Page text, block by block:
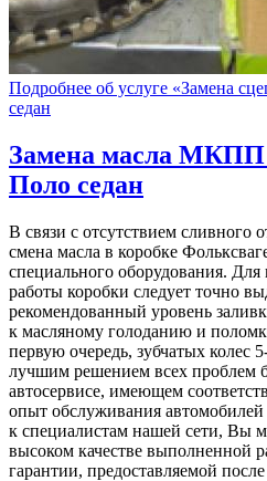
Подробнее об услуге «Замена
седан
Замена масла МКПП
Поло седан
В связи с отсутствием сливного
смена масла в коробке
специального оборудования.
работы коробки следует точно
рекомендованный уровень
к масляному голоданию и
первую очередь, зубчатых колес
лучшим решением всех проблем
автосервисе, имеющем
опыт обслуживания
к специалистам нашей сети, Вы
высоком качестве выполненной
гарантии, предоставляемой